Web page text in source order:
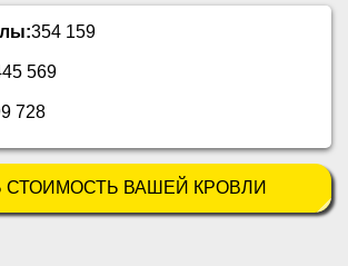
354 159
569
728
СТОИМОСТЬ ВАШЕЙ КРОВЛИ